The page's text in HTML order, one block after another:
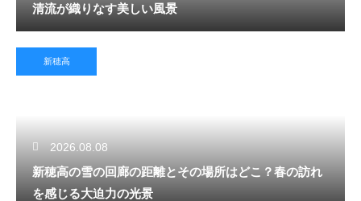
清流が織りなす美しい風景
新穂高
2026.08.08
新穂高の雪の回廊の距離とその場所はどこ？春の訪れ
を感じる大迫力の光景